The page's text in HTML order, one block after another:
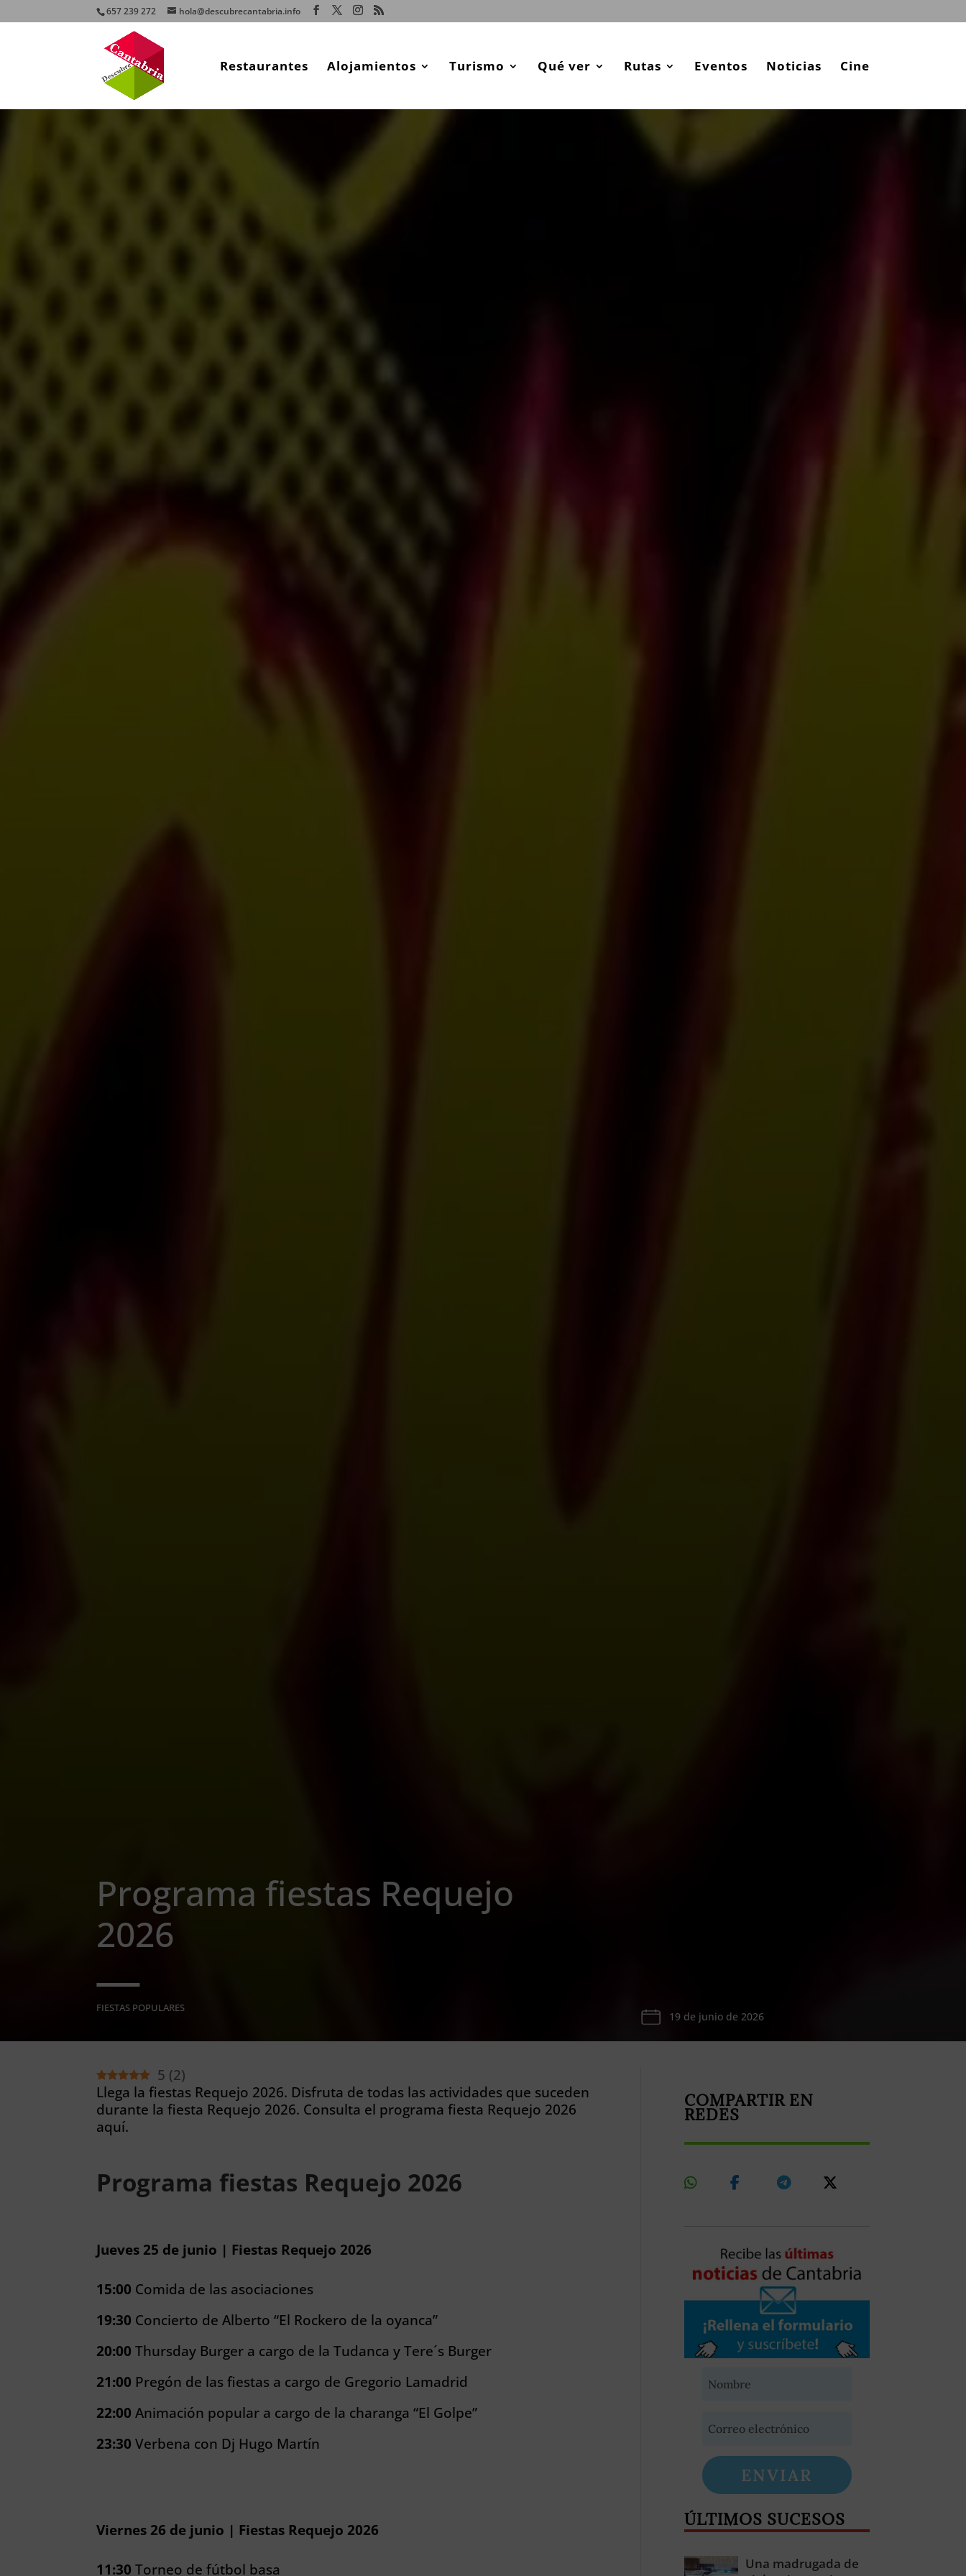
657 239 272 hola@descubrecantabria.info
Restaurantes Alojamientos Turismo Qué ver Rutas Eventos Noticias Cine
Programa fiestas Requejo
2026
FIESTAS POPULARES
19 de junio de 2026
5 (2)
Llega la fiestas Requejo 2026. Disfruta de todas las actividades que suceden
durante la fiesta Requejo 2026. Consulta el programa fiesta Requejo 2026
aquí.
Programa fiestas Requejo 2026
Jueves 25 de junio | Fiestas Requejo 2026
15:00 Comida de las asociaciones
19:30 Concierto de Alberto “El Rockero de la oyanca”
20:00 Thursday Burger a cargo de la Tudanca y Tere´s Burger
21:00 Pregón de las fiestas a cargo de Gregorio Lamadrid
22:00 Animación popular a cargo de la charanga “El Golpe”
23:30 Verbena con Dj Hugo Martín
Viernes 26 de junio | Fiestas Requejo 2026
11:30 Torneo de fútbol basa
COMPARTIR EN
REDES
ENVIAR
ÚLTIMOS SUCESOS
Una madrugada de